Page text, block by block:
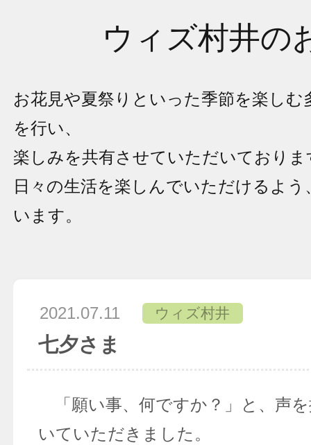
ウィズ村井の
お花見や夏祭りといった季節を楽し
を行い、
楽しみを共有させていただいておりま
日々の生活を楽しんでいただけるよ
います。
2021.07.11 ウィズ村井
七夕さま
「願い事、何ですか？」と、声
いていただきました。